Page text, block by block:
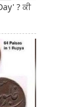
? ਕੀ